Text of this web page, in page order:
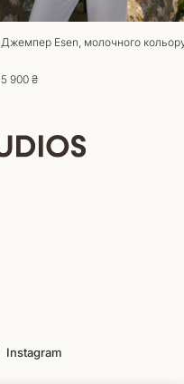
Джемпер Esen, молочного
5 900 ₴
Instagram